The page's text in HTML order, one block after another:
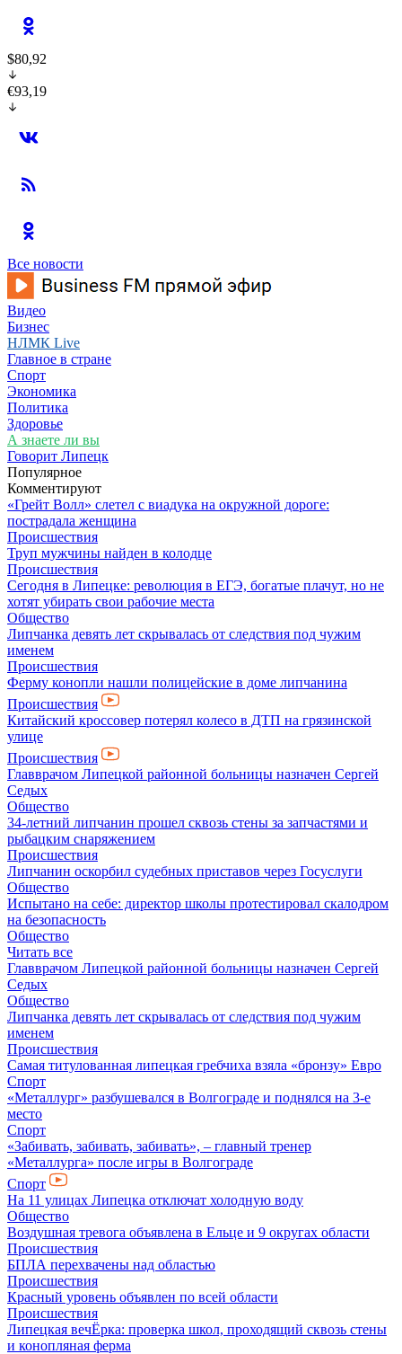
$80,92
€93,19
Все новости
Видео
Бизнес
НЛМК Live
Главное в стране
Спорт
Экономика
Политика
Здоровье
А знаете ли вы
Говорит Липецк
Популярное
Комментируют
«Грейт Волл» слетел с виадука на окружной дороге:
пострадала женщина
Происшествия
Труп мужчины найден в колодце
Происшествия
Сегодня в Липецке: революция в ЕГЭ, богатые плачут, но не
хотят убирать свои рабочие места
Общество
Липчанка девять лет скрывалась от следствия под чужим
именем
Происшествия
Ферму конопли нашли полицейские в доме липчанина
Происшествия
Китайский кроссовер потерял колесо в ДТП на грязинской
улице
Происшествия
Главврачом Липецкой районной больницы назначен Сергей
Седых
Общество
34-летний липчанин прошел сквозь стены за запчастями и
рыбацким снаряжением
Происшествия
Липчанин оскорбил судебных приставов через Госуслуги
Общество
Испытано на себе: директор школы протестировал скалодром
на безопасность
Общество
Читать все
Главврачом Липецкой районной больницы назначен Сергей
Седых
Общество
Липчанка девять лет скрывалась от следствия под чужим
именем
Происшествия
Самая титулованная липецкая гребчиха взяла «бронзу» Евро
Спорт
«Металлург» разбушевался в Волгограде и поднялся на 3-е
место
Спорт
«Забивать, забивать, забивать», – главный тренер
«Металлурга» после игры в Волгограде
Спорт
На 11 улицах Липецка отключат холодную воду
Общество
Воздушная тревога объявлена в Ельце и 9 округах области
Происшествия
БПЛА перехвачены над областью
Происшествия
Красный уровень объявлен по всей области
Происшествия
Липецкая вечЁрка: проверка школ, проходящий сквозь стены
и конопляная ферма